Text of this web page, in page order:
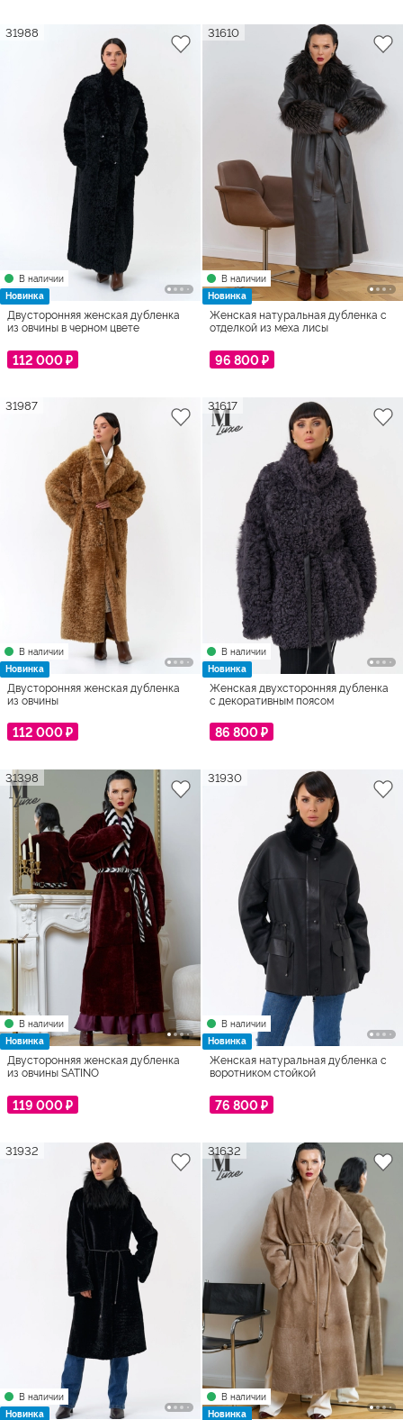
В наличии
Новинка
31988
Двусторонняя женская дубленка
из овчины в черном цвете
112 000 ₽
В наличии
Новинка
31610
Женская натуральная дубленка с
отделкой из меха лисы
96 800 ₽
В наличии
Новинка
31987
Двусторонняя женская дубленка
из овчины
112 000 ₽
В наличии
Новинка
31617
Женская двухсторонняя дубленка
с декоративным поясом
86 800 ₽
В наличии
Новинка
31398
Двусторонняя женская дубленка
из овчины SATINO
119 000 ₽
В наличии
Новинка
31930
Женская натуральная дубленка с
воротником стойкой
76 800 ₽
В наличии
Новинка
31932
В наличии
Новинка
31632